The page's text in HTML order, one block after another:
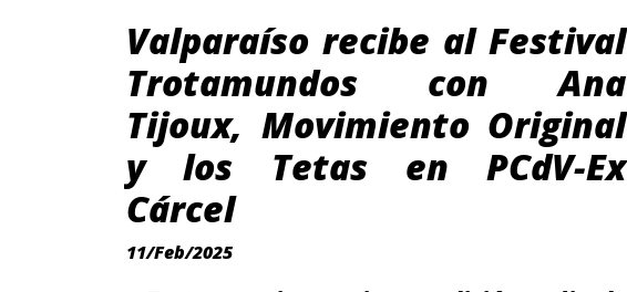
Valparaíso recibe al Festival
Trotamundos con Ana
Tijoux, Movimiento Original
y los Tetas en PCdV-Ex
Cárcel
11/Feb/2025